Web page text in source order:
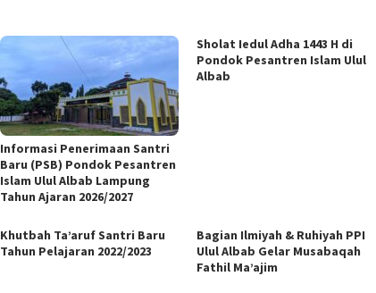
Informasi Penerimaan Santri
Baru (PSB) Pondok Pesantren
Islam Ulul Albab Lampung
Tahun Ajaran 2026/2027
Sholat Iedul Adha 1443 H di
Pondok Pesantren Islam Ulul
Albab
Khutbah Ta’aruf Santri Baru
Tahun Pelajaran 2022/2023
Bagian Ilmiyah & Ruhiyah PPI
Ulul Albab Gelar Musabaqah
Fathil Ma’ajim